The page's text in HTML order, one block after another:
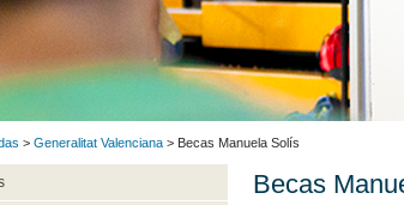
> Generalitat Valenciana > Becas Manuela Solís
Becas